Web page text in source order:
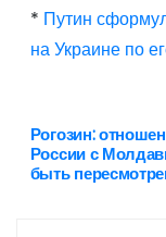
* Путин
на Украине по
Н
а
Рогозин:
России с
быть